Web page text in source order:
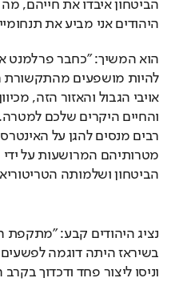
היהודים אני מביע את תנחומיי
הביטחון ושלמותה